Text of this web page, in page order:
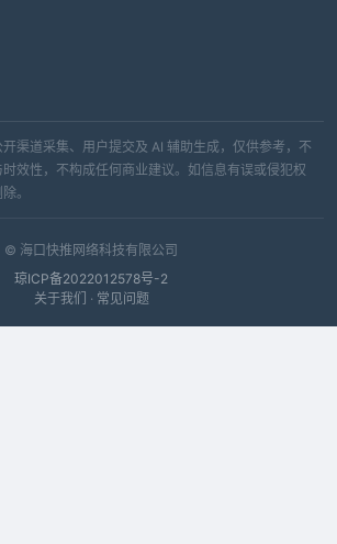
渠道采集、用户提交及 AI 辅助生成，仅供参考，不
效性，不构成任何商业建议。如信息有误或侵犯权
。
© 海口快推网络科技有限公司
琼ICP备2022012578号-2
关于我们 · 常见问题